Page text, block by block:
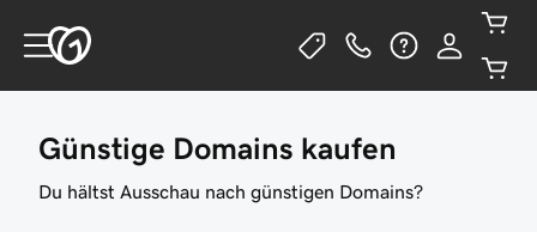
Günstige Domains kaufen
Du hältst Ausschau nach günstigen Domains?